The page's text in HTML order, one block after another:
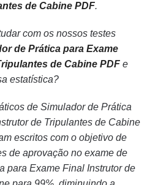
de Cabine PDF.
com os nossos testes
de Prática para Exame
de Cabine PDF e
estatística?
de Simulador de Prática
de Tripulantes de Cabine
escritos com o objetivo de
de aprovação no exame de
para Exame Final Instrutor de